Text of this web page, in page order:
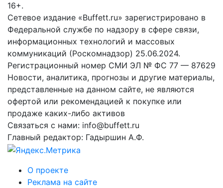
16+.
Сетевое издание «Buffett.ru» зарегистрировано в
Федеральной службе по надзору в сфере связи,
информационных технологий и массовых
коммуникаций (Роскомнадзор) 25.06.2024.
Регистрационный номер СМИ ЭЛ № ФС 77 — 87629
Новости, аналитика, прогнозы и другие материалы,
представленные на данном сайте, не являются
офертой или рекомендацией к покупке или
продаже каких-либо активов
Связаться с нами: info@buffett.ru
Главный редактор: Гадыршин А.Ф.
О проекте
Реклама на сайте